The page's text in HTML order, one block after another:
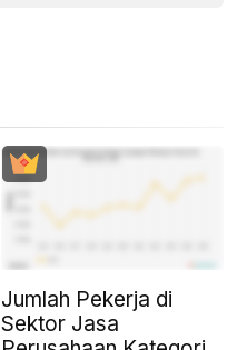
Jumlah Pekerja di
Sektor Jasa